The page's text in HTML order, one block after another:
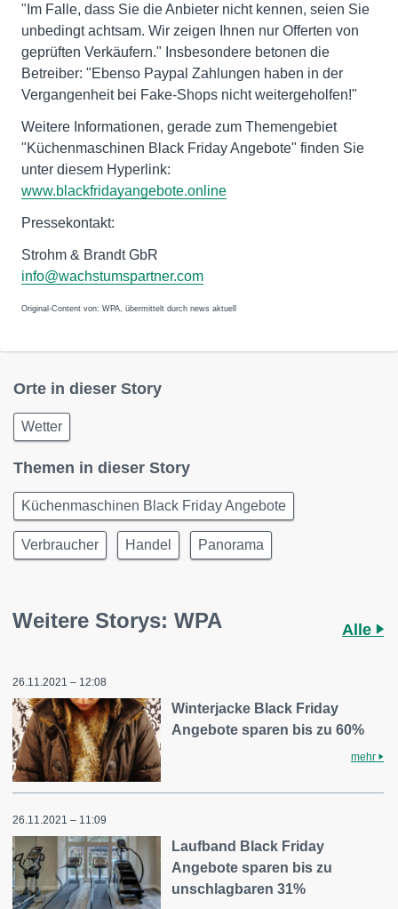
"Im Falle, dass Sie die Anbieter nicht kennen, seien Sie
unbedingt achtsam. Wir zeigen Ihnen nur Offerten von
geprüften Verkäufern." Insbesondere betonen die
Betreiber: "Ebenso Paypal Zahlungen haben in der
Vergangenheit bei Fake-Shops nicht weitergeholfen!"
Weitere Informationen, gerade zum Themengebiet
"Küchenmaschinen Black Friday Angebote" finden Sie
unter diesem Hyperlink:
www.blackfridayangebote.online
Pressekontakt:
Strohm & Brandt GbR
info@wachstumspartner.com
Original-Content von: WPA, übermittelt durch news aktuell
Orte in dieser Story
Wetter
Themen in dieser Story
Küchenmaschinen Black Friday Angebote
Verbraucher Handel Panorama
Weitere Storys: WPA Alle
26.11.2021 – 12:08
Winterjacke Black Friday
Angebote sparen bis zu 60%
mehr
26.11.2021 – 11:09
Laufband Black Friday
Angebote sparen bis zu
unschlagbaren 31%